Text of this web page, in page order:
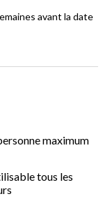
avant la date
maximum
tous les